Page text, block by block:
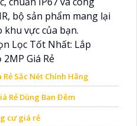
bộ sản phẩm mang lại
vực của bạn.
Lọc Tốt Nhất: Lắp
Giá Rẻ
Sắc Nét Chính Hãng
Rẻ Dùng Ban Đêm
cư giá rẻ